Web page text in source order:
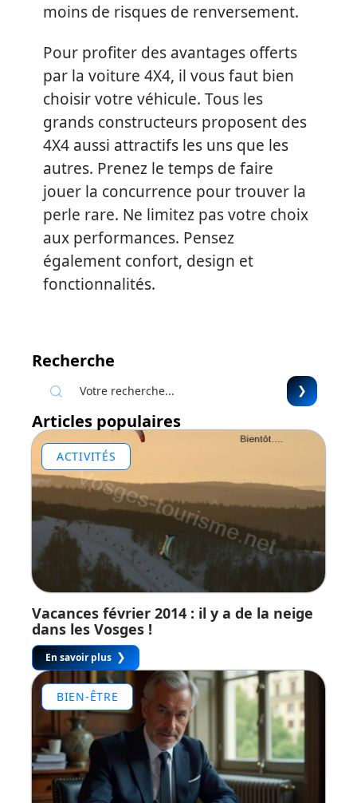
moins de risques de renversement.
Pour profiter des avantages offerts
par la voiture 4X4, il vous faut bien
choisir votre véhicule. Tous les
grands constructeurs proposent des
4X4 aussi attractifs les uns que les
autres. Prenez le temps de faire
jouer la concurrence pour trouver la
perle rare. Ne limitez pas votre choix
aux performances. Pensez
également confort, design et
fonctionnalités.
Recherche
Articles populaires
ACTIVITÉS
Vacances février 2014 : il y a de la neige
dans les Vosges !
En savoir plus
BIEN-ÊTRE